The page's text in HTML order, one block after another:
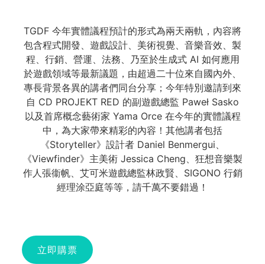
TGDF 今年實體議程預計的形式為兩天兩軌，內容將
包含程式開發、遊戲設計、美術視覺、音樂音效、製
程、行銷、營運、法務、乃至於生成式 AI 如何應用
於遊戲領域等最新議題，由超過二十位來自國內外、
專長背景各異的講者們同台分享；今年特別邀請到來
自 CD PROJEKT RED 的副遊戲總監 Paweł Sasko
以及首席概念藝術家 Yama Orce 在今年的實體議程
中，為大家帶來精彩的內容！其他講者包括
《Storyteller》設計者 Daniel Benmergui、
《Viewfinder》主美術 Jessica Cheng、狂想音樂製
作人張衞帆、艾可米遊戲總監林政賢、SIGONO 行銷
經理涂亞庭等等，請千萬不要錯過！
立即購票